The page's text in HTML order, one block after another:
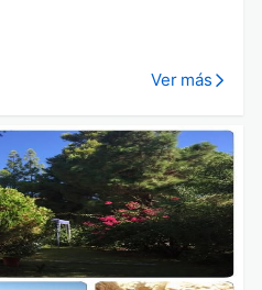
Ver más